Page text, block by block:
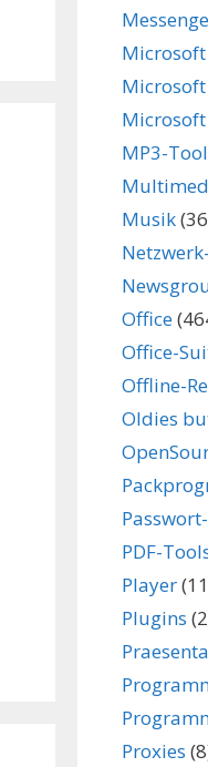
Microsoft
MP3-
Musik
Office
Office-
Offline-
Oldies
PDF-
Player
Plugins
Proxies